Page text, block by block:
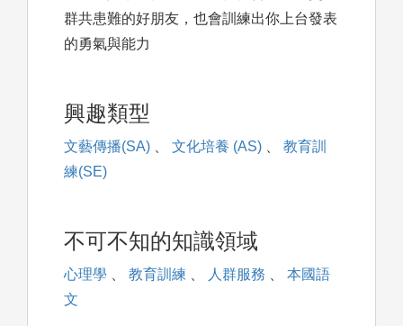
群共患難的好朋友，也會訓練出你上台發表
的勇氣與能力
興趣類型
文藝傳播(SA) 、 文化培養 (AS) 、
教育訓
練(SE)
不可不知的知識領域
心理學 、 教育訓練 、 人群服務 、
本國語
文